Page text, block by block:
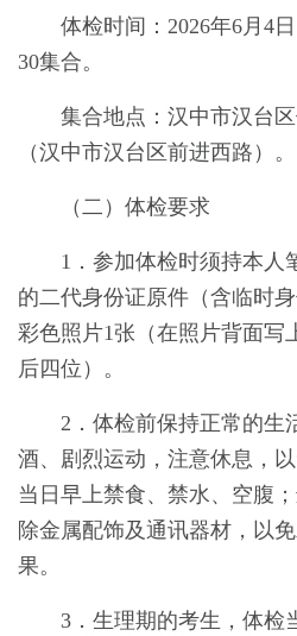
体检时间：2026年6月 4
30集合。
集合地点：汉中市汉台
（汉中市汉台区前进西路）。
（二）体检要求
1．参加体检时须持本人
的二代身份证原件（含临时
彩色照片1张（在照片背面写
后四位）。
2．体检前保持正常的生
酒、剧烈运动，注意休息，
当日早上禁食、禁水、空腹
除金属配饰及通讯器材，以
果。
3．生理期的考生，体检